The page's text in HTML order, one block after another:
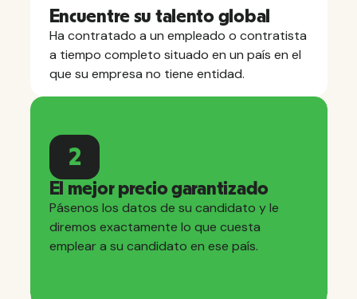
Encuentre su talento global
Ha contratado a un empleado o contratista
a tiempo completo situado en un país en el
que su empresa no tiene entidad.
2
El mejor precio garantizado
Pásenos los datos de su candidato y le
diremos exactamente lo que cuesta
emplear a su candidato en ese país.